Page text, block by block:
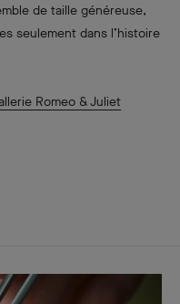
de taille généreuse,
seulement dans l’histoire
Romeo & Juliet